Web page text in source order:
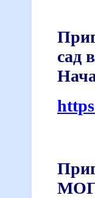
сад